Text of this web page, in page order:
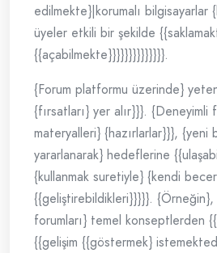
edilmekte}|korumalı bilgisayarlar
üyeler etkili bir şekilde
{{açabilmekte}}}}}}}}}}}}}}.
{Forum platformu üzerinde}
{fırsatları} yer alır}}}.
materyalleri} {hazırlarlar}}}, {yeni
yararlanarak} hedeflerine
{kullanmak suretiyle} {kendi
{{geliştirebildikleri}}}}}. {Örneğin},
forumları} temel konseptlerden
{{gelişim {{göstermek}